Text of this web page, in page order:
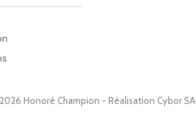
Honoré Champion - Réalisation Cybor SA